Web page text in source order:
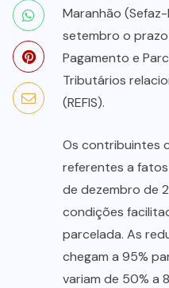
Maranhão
setembro o
Pagamento e
Tributários
(REFIS).
Os contribuintes
referentes a
de dezembro de
condições
parcelada. As
chegam a 95%
variam de 50% a